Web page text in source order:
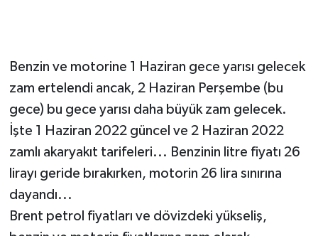
Benzin ve motorine 1 Haziran gece yarısı gelecek
zam ertelendi ancak, 2 Haziran Perşembe (bu
gece) bu gece yarısı daha büyük zam gelecek.
İşte 1 Haziran 2022 güncel ve 2 Haziran 2022
zamlı akaryakıt tarifeleri... Benzinin litre fiyatı 26
lirayı geride bırakırken, motorin 26 lira sınırına
dayandı...
Brent petrol fiyatları ve dövizdeki yükseliş,
MEDYA
SEÇİM 2011
ÜÇÜNCÜ SAYFA
BİLİMNET
Yemek